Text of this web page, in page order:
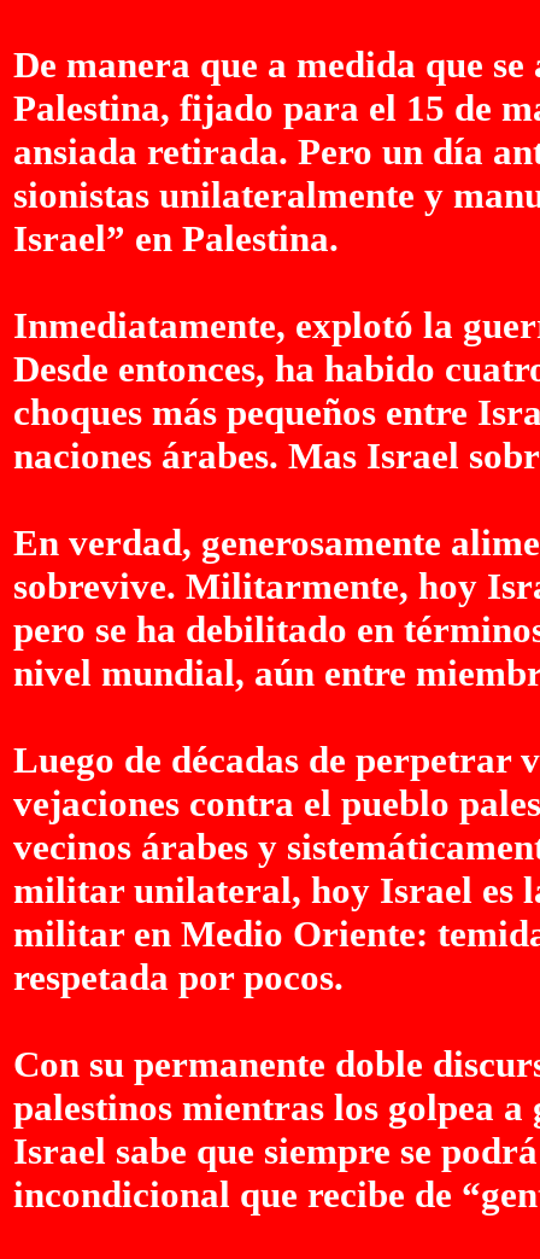
De manera que a medida que
Palestina, fijado para el 15 de
ansiada retirada. Pero un día
sionistas unilateralmente y
Israel” en Palestina.
Inmediatamente, explotó la
Desde entonces, ha habido
choques más pequeños entre
naciones árabes. Mas Israel
En verdad, generosamente
sobrevive. Militarmente, hoy
pero se ha debilitado en
nivel mundial, aún entre
Luego de décadas de perpetrar
vejaciones contra el pueblo
vecinos árabes y
militar unilateral, hoy Israel es
militar en Medio Oriente:
respetada por pocos.
Con su permanente doble
palestinos mientras los golpea
Israel sabe que siempre se
incondicional que recibe de